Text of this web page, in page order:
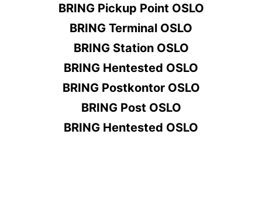
BRING Pickup Point OSLO
BRING Terminal OSLO
BRING Station OSLO
BRING Hentested OSLO
BRING Postkontor OSLO
BRING Post OSLO
BRING Hentested OSLO